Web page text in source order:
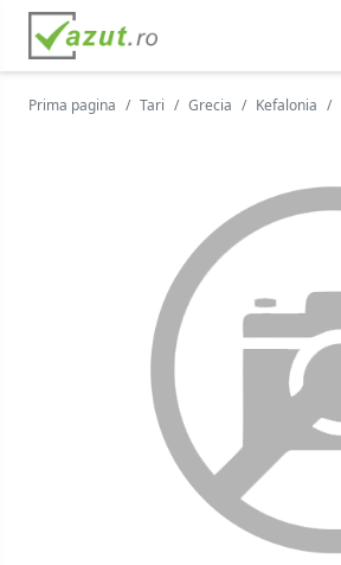
Prima pagina Tari Grecia Kefalonia